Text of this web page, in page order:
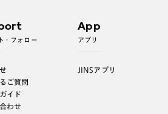
・フォロー
ご質問
イド
わせ
App
アプリ
JINSアプリ